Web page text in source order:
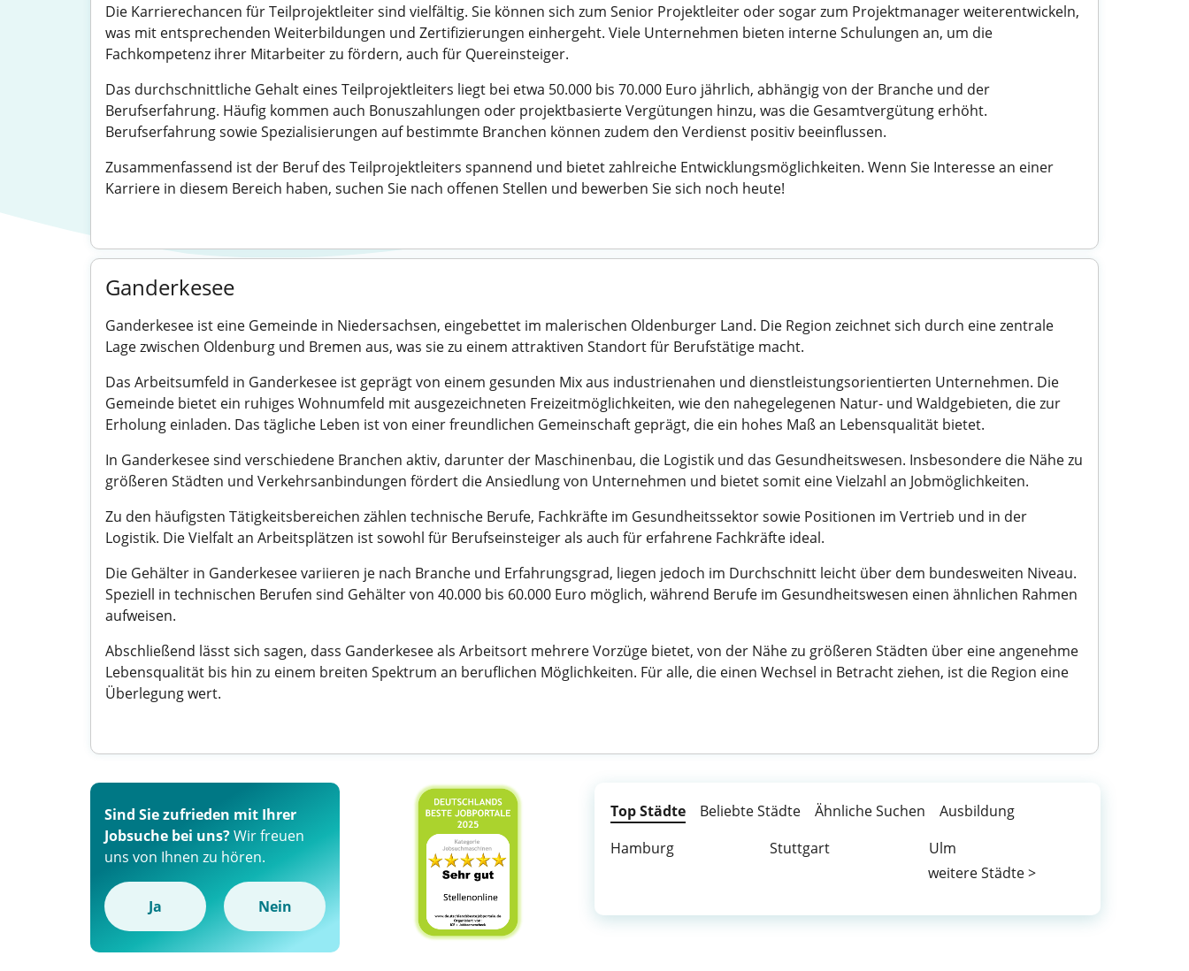
Die Karrierechancen für Teilprojektleiter sind vielfältig. Sie können sich zum Senior Projektleiter oder sogar zum Projektmanager weiterentwickeln,
was mit entsprechenden Weiterbildungen und Zertifizierungen einhergeht. Viele Unternehmen bieten interne Schulungen an, um die
Fachkompetenz ihrer Mitarbeiter zu fördern, auch für Quereinsteiger.
Das durchschnittliche Gehalt eines Teilprojektleiters liegt bei etwa 50.000 bis 70.000 Euro jährlich, abhängig von der Branche und der
Berufserfahrung. Häufig kommen auch Bonuszahlungen oder projektbasierte Vergütungen hinzu, was die Gesamtvergütung erhöht.
Berufserfahrung sowie Spezialisierungen auf bestimmte Branchen können zudem den Verdienst positiv beeinflussen.
Zusammenfassend ist der Beruf des Teilprojektleiters spannend und bietet zahlreiche Entwicklungsmöglichkeiten. Wenn Sie Interesse an einer
Karriere in diesem Bereich haben, suchen Sie nach offenen Stellen und bewerben Sie sich noch heute!
Ganderkesee
Ganderkesee ist eine Gemeinde in Niedersachsen, eingebettet im malerischen Oldenburger Land. Die Region zeichnet sich durch eine zentrale
Lage zwischen Oldenburg und Bremen aus, was sie zu einem attraktiven Standort für Berufstätige macht.
Das Arbeitsumfeld in Ganderkesee ist geprägt von einem gesunden Mix aus industrienahen und dienstleistungsorientierten Unternehmen. Die
Gemeinde bietet ein ruhiges Wohnumfeld mit ausgezeichneten Freizeitmöglichkeiten, wie den nahegelegenen Natur- und Waldgebieten, die zur
Erholung einladen. Das tägliche Leben ist von einer freundlichen Gemeinschaft geprägt, die ein hohes Maß an Lebensqualität bietet.
In Ganderkesee sind verschiedene Branchen aktiv, darunter der Maschinenbau, die Logistik und das Gesundheitswesen. Insbesondere die Nähe zu
größeren Städten und Verkehrsanbindungen fördert die Ansiedlung von Unternehmen und bietet somit eine Vielzahl an Jobmöglichkeiten.
Zu den häufigsten Tätigkeitsbereichen zählen technische Berufe, Fachkräfte im Gesundheitssektor sowie Positionen im Vertrieb und in der
Logistik. Die Vielfalt an Arbeitsplätzen ist sowohl für Berufseinsteiger als auch für erfahrene Fachkräfte ideal.
Die Gehälter in Ganderkesee variieren je nach Branche und Erfahrungsgrad, liegen jedoch im Durchschnitt leicht über dem bundesweiten Niveau.
Speziell in technischen Berufen sind Gehälter von 40.000 bis 60.000 Euro möglich, während Berufe im Gesundheitswesen einen ähnlichen Rahmen
aufweisen.
Abschließend lässt sich sagen, dass Ganderkesee als Arbeitsort mehrere Vorzüge bietet, von der Nähe zu größeren Städten über eine angenehme
Lebensqualität bis hin zu einem breiten Spektrum an beruflichen Möglichkeiten. Für alle, die einen Wechsel in Betracht ziehen, ist die Region eine
Überlegung wert.
Sind Sie zufrieden mit Ihrer
Jobsuche bei uns?Wir freuen
uns von Ihnen zu hören.
Ja Nein
Top Städte Beliebte Städte Ähnliche Suchen
Ausbildung
Hamburg
Stuttgart
Ulm
weitere Städte >